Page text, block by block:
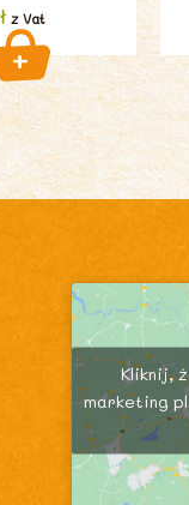
z Vat
Kliknij,
marketing